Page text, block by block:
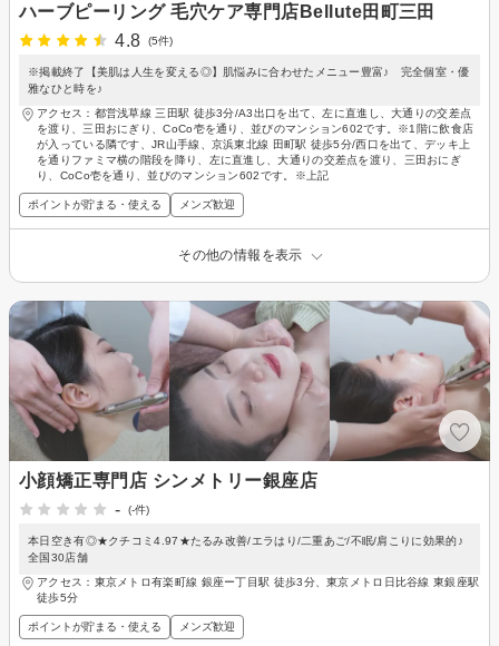
ハーブピーリング 毛穴ケア専門店Bellute田町三田
4.8
(5件)
※掲載終了【美肌は人生を変える◎】肌悩みに合わせたメニュー豊富♪ 完全個室・優
雅なひと時を♪
アクセス：都営浅草線 三田駅 徒歩3分/A3出口を出て、左に直進し、大通りの交差点
を渡り、三田おにぎり、CoCo壱を通り、並びのマンション602です。※1階に飲食店
が入っている隣です、JR山手線、京浜東北線 田町駅 徒歩5分/西口を出て、デッキ上
を通りファミマ横の階段を降り、左に直進し、大通りの交差点を渡り、三田おにぎ
り、CoCo壱を通り、並びのマンション602です。※上記
ポイントが貯まる・使える メンズ歓迎
その他の情報を表示
小顔矯正専門店 シンメトリー銀座店
-
(-件)
本日空き有◎★クチコミ4.97★たるみ改善/エラはり/二重あご/不眠/肩こりに効果的♪
全国30店舗
アクセス：東京メトロ有楽町線 銀座ー丁目駅 徒歩3分、東京メトロ日比谷線 東銀座駅
徒歩5分
ポイントが貯まる・使える メンズ歓迎